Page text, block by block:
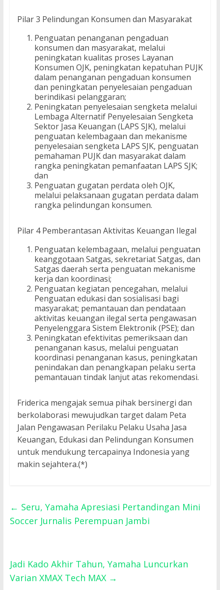
Pilar 3 Pelindungan Konsumen dan Masyarakat
Penguatan penanganan pengaduan
konsumen dan masyarakat, melalui
peningkatan kualitas proses Layanan
Konsumen OJK, peningkatan kepatuhan PUJK
dalam penanganan pengaduan konsumen
dan peningkatan penyelesaian pengaduan
berindikasi pelanggaran;
Peningkatan penyelesaian sengketa melalui
Lembaga Alternatif Penyelesaian Sengketa
Sektor Jasa Keuangan (LAPS SJK), melalui
penguatan kelembagaan dan mekanisme
penyelesaian sengketa LAPS SJK, penguatan
pemahaman PUJK dan masyarakat dalam
rangka peningkatan pemanfaatan LAPS SJK;
dan
Penguatan gugatan perdata oleh OJK,
melalui pelaksanaan gugatan perdata dalam
rangka pelindungan konsumen.
Pilar 4 Pemberantasan Aktivitas Keuangan Ilegal
Penguatan kelembagaan, melalui penguatan
keanggotaan Satgas, sekretariat Satgas, dan
Satgas daerah serta penguatan mekanisme
kerja dan koordinasi;
Penguatan kegiatan pencegahan, melalui
Penguatan edukasi dan sosialisasi bagi
masyarakat; pemantauan dan pendataan
aktivitas keuangan ilegal serta pengawasan
Penyelenggara Sistem Elektronik (PSE); dan
Peningkatan efektivitas pemeriksaan dan
penanganan kasus, melalui penguatan
koordinasi penanganan kasus, peningkatan
penindakan dan penangkapan pelaku serta
pemantauan tindak lanjut atas rekomendasi.
Friderica mengajak semua pihak bersinergi dan
berkolaborasi mewujudkan target dalam Peta
Jalan Pengawasan Perilaku Pelaku Usaha Jasa
Keuangan, Edukasi dan Pelindungan Konsumen
untuk mendukung tercapainya Indonesia yang
makin sejahtera.(*)
← Seru, Yamaha Apresiasi Pertandingan Mini
Soccer Jurnalis Perempuan Jambi
Jadi Kado Akhir Tahun, Yamaha Luncurkan
Varian XMAX Tech MAX →